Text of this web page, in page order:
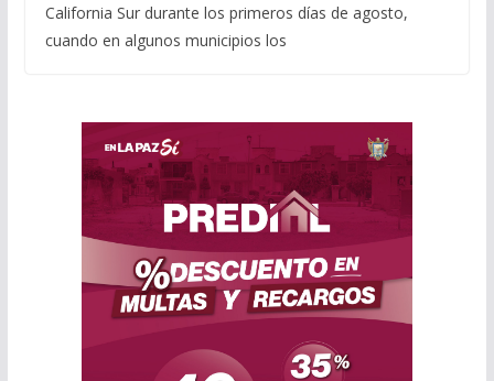
California Sur durante los primeros días de agosto,
cuando en algunos municipios los